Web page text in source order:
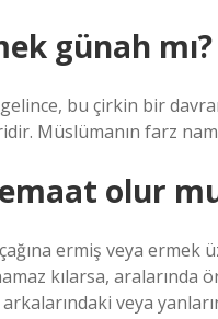
günah mı?
bu çirkin bir
Müslümanın farz
olur
ermiş veya ermek
kılarsa,
veya